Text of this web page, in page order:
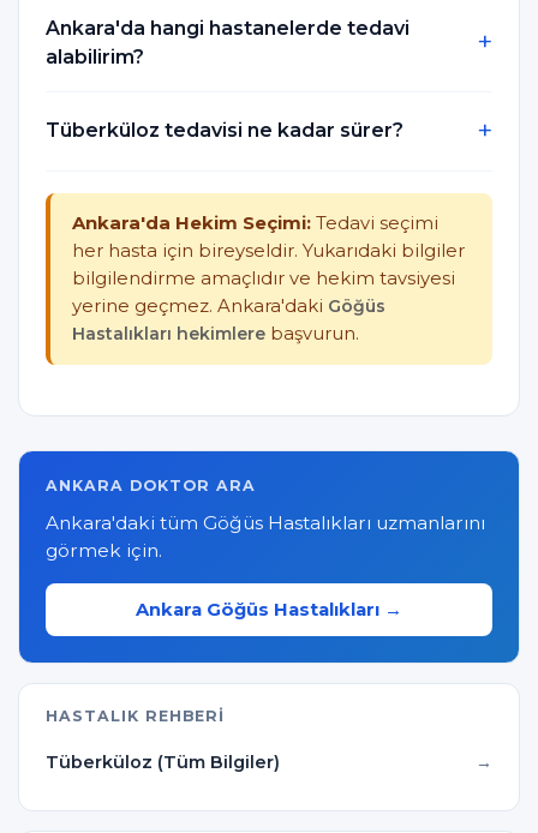
Ankara'da hangi hastanelerde tedavi
alabilirim?
Tüberküloz tedavisi ne kadar sürer?
Ankara'da Hekim Seçimi: Tedavi seçimi
her hasta için bireyseldir. Yukarıdaki bilgiler
bilgilendirme amaçlıdır ve hekim tavsiyesi
yerine geçmez. Ankara'daki Göğüs
Hastalıkları hekimlere başvurun.
ANKARA DOKTOR ARA
Ankara'daki tüm Göğüs Hastalıkları uzmanlarını
görmek için.
Ankara Göğüs Hastalıkları →
HASTALIK REHBERI
Tüberküloz (Tüm Bilgiler)